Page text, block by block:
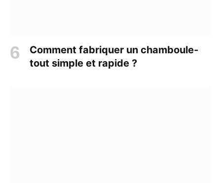
Comment fabriquer un chamboule-
tout simple et rapide ?